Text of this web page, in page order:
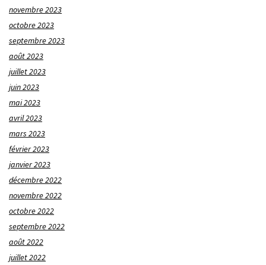
novembre 2023
octobre 2023
septembre 2023
août 2023
juillet 2023
juin 2023
mai 2023
avril 2023
mars 2023
février 2023
janvier 2023
décembre 2022
novembre 2022
octobre 2022
septembre 2022
août 2022
juillet 2022